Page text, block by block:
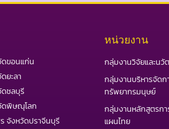
ดขอนแก่น
ยะลา
ชลบุรี
ดพิษณุโลก
จังหวัดปราจีนบุรี
หน่วยงาน
กลุ่มงานวิจัยและนวั
กลุ่มงานบริหารจัดก
ทรัพยากรมนุษย์
กลุ่มงานหลักสูตรก
แผนไทย